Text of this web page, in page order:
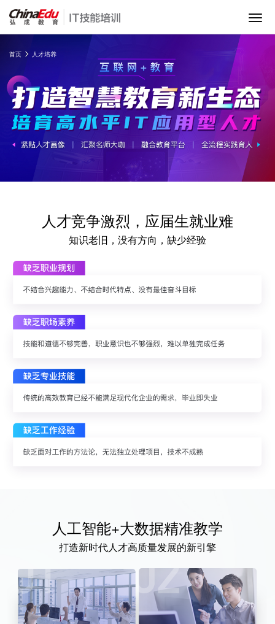
首页
IT培训班
在线网课
学员案例
人才培养
教育创新产品
首页 人才培养
人才竞争激烈，应届生就业难
知识老旧，没有方向，缺少经验
人工智能+大数据精准教学
打造新时代人才高质量发展的新引擎